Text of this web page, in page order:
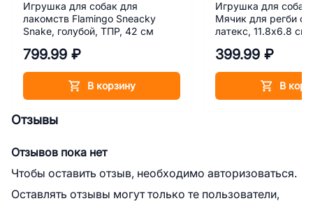
Игрушка для собак для
лакомств Flamingo Sneacky
Snake, голубой, ТПР, 42 см
799.99 ₽
В корзину
Игрушка для собак
Мячик для регби с
латекс, 11.8х6.8 см
399.99 ₽
В
Отзывы
Отзывов пока нет
Чтобы оставить отзыв, необходимо авторизоваться.
Оставлять отзывы могут только те пользователи,